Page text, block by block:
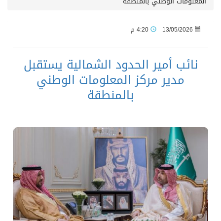
13/05/2026
نائب أمير الحدود الشمالية يستقبل
مدير مركز المعلومات الوطني
بالمنطقة